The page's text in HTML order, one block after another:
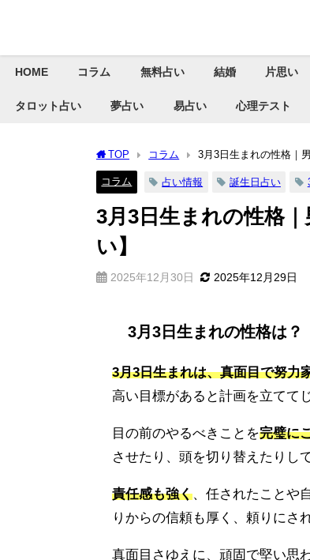
HOME コラム 無料占い 結婚 片思い
タロット占い 夢占い 易占い 心理テスト
TOP コラム 3月3日生まれの性格｜
コラム 占い情報 誕生日占い
3月3日生まれの性格
い】
2025年12月30日 2025年12月29日
3月3日生まれの性格は？
3月3日生まれは、真面目で努力
高い目標があると計画を立てて
目の前のやるべきことを完璧に
させたり、頭を切り替えたりし
責任感も強く 、任されたことや
りからの信頼も厚く、頼りにさ
真面目さゆえに、頑固で堅い思